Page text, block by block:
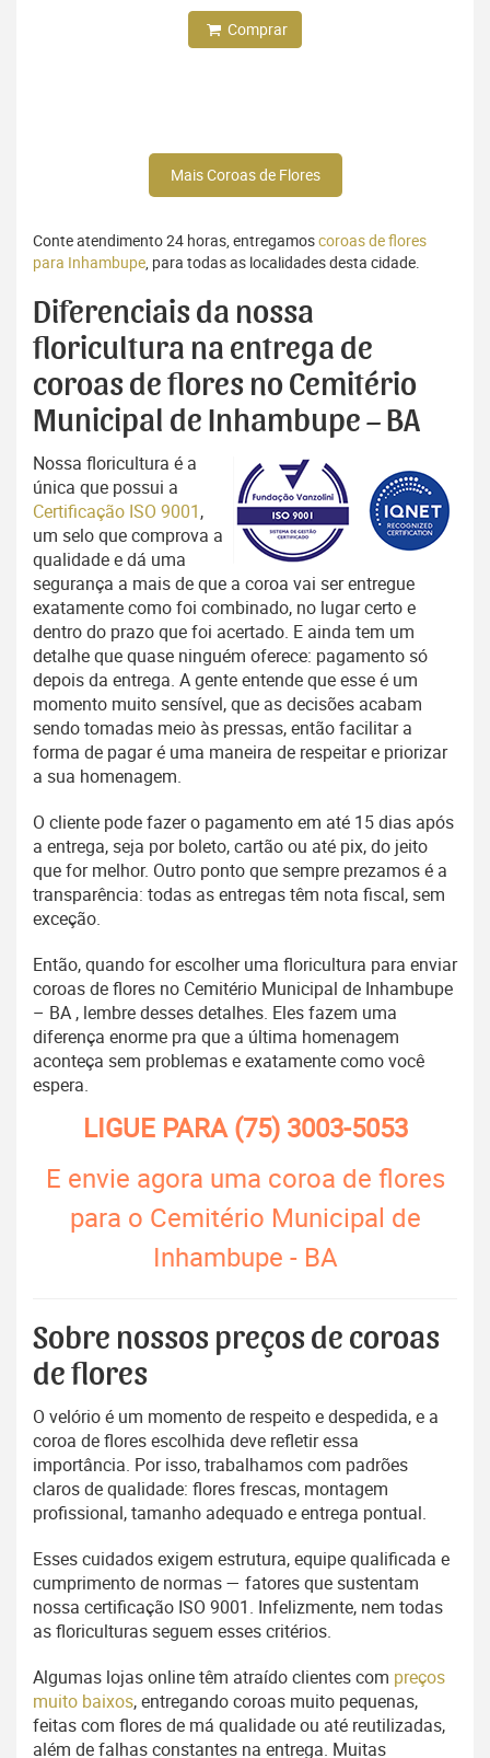
Comprar
Mais Coroas de Flores
Conte atendimento 24 horas, entregamoscoroas de flores
para Inhambupe, para todas as localidades desta cidade.
Diferenciais da nossa
floricultura na entrega de
coroas de flores no Cemitério
Municipal de Inhambupe – BA
Nossa floricultura é a
única que possui a
Certificação ISO 9001,
um selo que comprova a
qualidade e dá uma
segurança a mais de que a coroa vai ser entregue
exatamente como foi combinado, no lugar certo e
dentro do prazo que foi acertado. E ainda tem um
detalhe que quase ninguém oferece: pagamento só
depois da entrega. A gente entende que esse é um
momento muito sensível, que as decisões acabam
sendo tomadas meio às pressas, então facilitar a
forma de pagar é uma maneira de respeitar e priorizar
a sua homenagem.
O cliente pode fazer o pagamento em até 15 dias após
a entrega, seja por boleto, cartão ou até pix, do jeito
que for melhor. Outro ponto que sempre prezamos é a
transparência: todas as entregas têm nota fiscal, sem
exceção.
Então, quando for escolher uma floricultura para enviar
coroas de flores no Cemitério Municipal de Inhambupe
– BA , lembre desses detalhes. Eles fazem uma
diferença enorme pra que a última homenagem
aconteça sem problemas e exatamente como você
espera.
LIGUE PARA(75) 3003-5053
E envie agora uma coroa de flores
para o Cemitério Municipal de
Inhambupe - BA
Sobre nossos preços de coroas
de flores
O velório é um momento de respeito e despedida, e a
coroa de flores escolhida deve refletir essa
importância. Por isso, trabalhamos com padrões
claros de qualidade: flores frescas, montagem
profissional, tamanho adequado e entrega pontual.
Esses cuidados exigem estrutura, equipe qualificada e
cumprimento de normas — fatores que sustentam
nossa certificação ISO 9001. Infelizmente, nem todas
as floriculturas seguem esses critérios.
Algumas lojas online têm atraído clientes com preços
muito baixos, entregando coroas muito pequenas,
feitas com flores de má qualidade ou até reutilizadas,
além de falhas constantes na entrega. Muitas